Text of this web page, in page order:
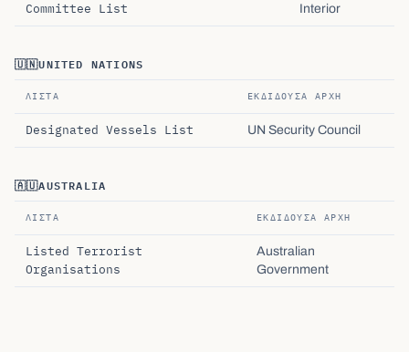
Committee List
Interior
🇺🇳UNITED NATIONS
ΛΊΣΤΑ ΕΚΔΊΔΟΥΣΑ ΑΡΧΉ
Designated Vessels List UN Security Council
🇦🇺AUSTRALIA
ΛΊΣΤΑ ΕΚΔΊΔΟΥΣΑ ΑΡΧΉ
Listed Terrorist
Organisations
Australian
Government